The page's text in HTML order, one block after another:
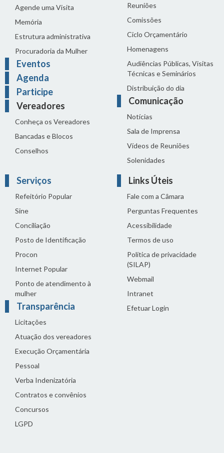
Agende uma Visita
Memória
Estrutura administrativa
Procuradoria da Mulher
Eventos
Agenda
Participe
Vereadores
Conheça os Vereadores
Bancadas e Blocos
Conselhos
Reuniões
Comissões
Ciclo Orçamentário
Homenagens
Audiências Públicas, Visitas
Técnicas e Seminários
Distribuição do dia
Comunicação
Notícias
Sala de Imprensa
Vídeos de Reuniões
Solenidades
Serviços
Refeitório Popular
Sine
Conciliação
Posto de Identificação
Procon
Internet Popular
Ponto de atendimento à
mulher
Transparência
Licitações
Atuação dos vereadores
Execução Orçamentária
Pessoal
Verba Indenizatória
Contratos e convênios
Concursos
LGPD
Links Úteis
Fale com a Câmara
Perguntas Frequentes
Acessibilidade
Termos de uso
Política de privacidade
(SILAP)
Webmail
Intranet
Efetuar Login